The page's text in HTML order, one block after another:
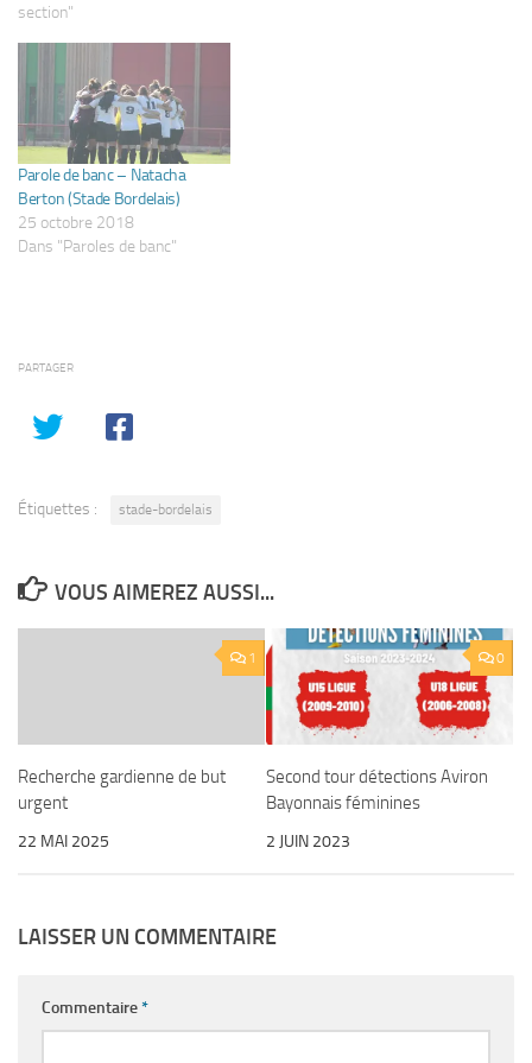
section"
Parole de banc – Natacha
Berton (Stade Bordelais)
25 octobre 2018
Dans "Paroles de banc"
PARTAGER
Étiquettes : stade-bordelais
VOUS AIMEREZ AUSSI...
1
Recherche gardienne de but
urgent
22 MAI 2025
0
Second tour détections Aviron
Bayonnais féminines
2 JUIN 2023
LAISSER UN COMMENTAIRE
Commentaire*